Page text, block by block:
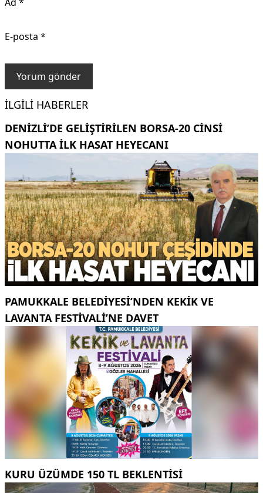
E-posta *
İLGILI HABERLER
DENIZLI’DE GELIŞTIRILEN BORSA-20 CINSI
NOHUTTA ILK HASAT HEYECANI
PAMUKKALE BELEDIYESI’NDEN KEKIK VE
LAVANTA FESTIVALI’NE DAVET
KURU ÜZÜMDE 150 TL BEKLENTISI